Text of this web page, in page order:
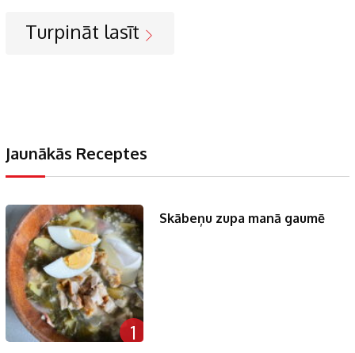
Turpināt lasīt
Jaunākās Receptes
1
Skābeņu zupa manā gaumē